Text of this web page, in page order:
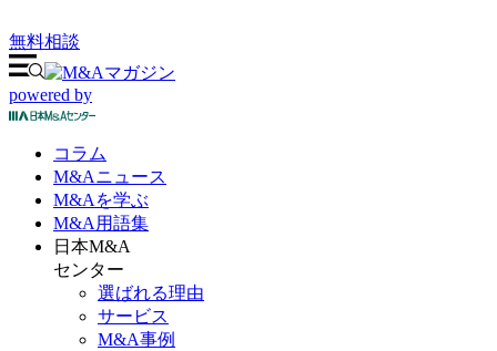
無料相談
powered by
コラム
M&Aニュース
M&Aを学ぶ
M&A 用語集
日本M&A
センター
選ばれる理由
サービス
M&A事例